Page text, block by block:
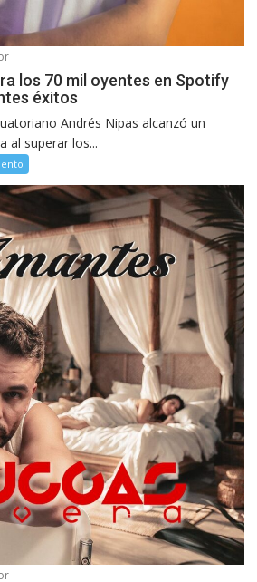
los 70 mil oyentes en Spotify
éxitos
Andrés Nipas alcanzó un
al superar los...